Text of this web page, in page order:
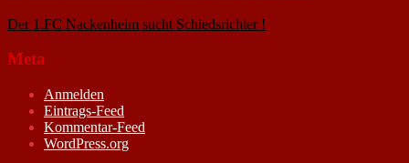
Der 1.FC Nackenheim sucht Schiedsrichter !
Meta
Anmelden
Eintrags-Feed
Kommentar-Feed
WordPress.org